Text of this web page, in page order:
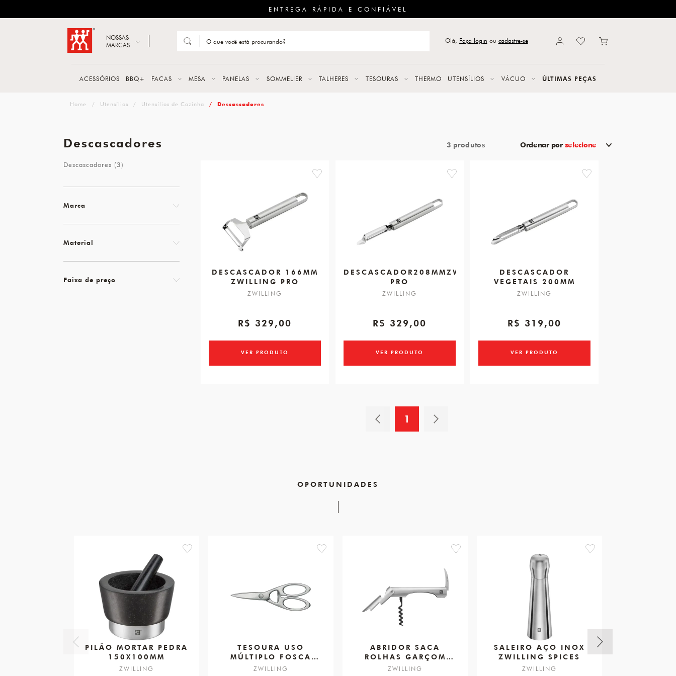
ENTREGA RÁPIDA E CONFIÁVEL
ZWILLING
NOSSAS
MARCAS
FACAS
Olá, Faça login ou cadastre-se
ACESSÓRIOS BBQ+ FACAS MESA PANELAS SOMMELIER TALHERES TESOURAS THERMO UTENSÍLIOS VÁCUO ÚLTIMAS PEÇAS
Utensílios Utensílios de Cozinha Descascadores
Descascadores
Marca
Material
Faixa de preço
Descascadores (3)
Ordenar por selecione
3
favorite
DESCASCADOR 166MM
ZWILLING PRO
ZWILLING
R$ 329,00
VER PRODUTO
favorite
DESCASCADOR208MMZWILLING
PRO
ZWILLING
R$ 329,00
VER PRODUTO
favorite
DESCASCADOR
VEGETAIS 200MM
ZWILLING
R$ 319,00
VER PRODUTO
1
OPORTUNIDADES
favorite
PILÃO MORTAR PEDRA
150X100MM
ZWILLING
favorite
TESOURA USO
MÚLTIPLO FOSCA
200MM
ZWILLING
favorite
ABRIDOR SACA
ROLHAS GARÇOM
VINHO
ZWILLING
favorite
SALEIRO AÇO INOX
ZWILLING SPICES
ZWILLING